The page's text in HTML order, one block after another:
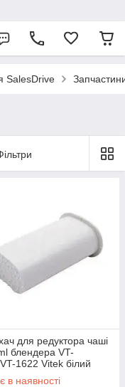
SalesDrive
для редуктора чаші
блендера VT-
1622 Vitek білий
Б/У
в наявності